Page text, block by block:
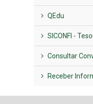
QEdu
SICONFI -
Consultar
Receber